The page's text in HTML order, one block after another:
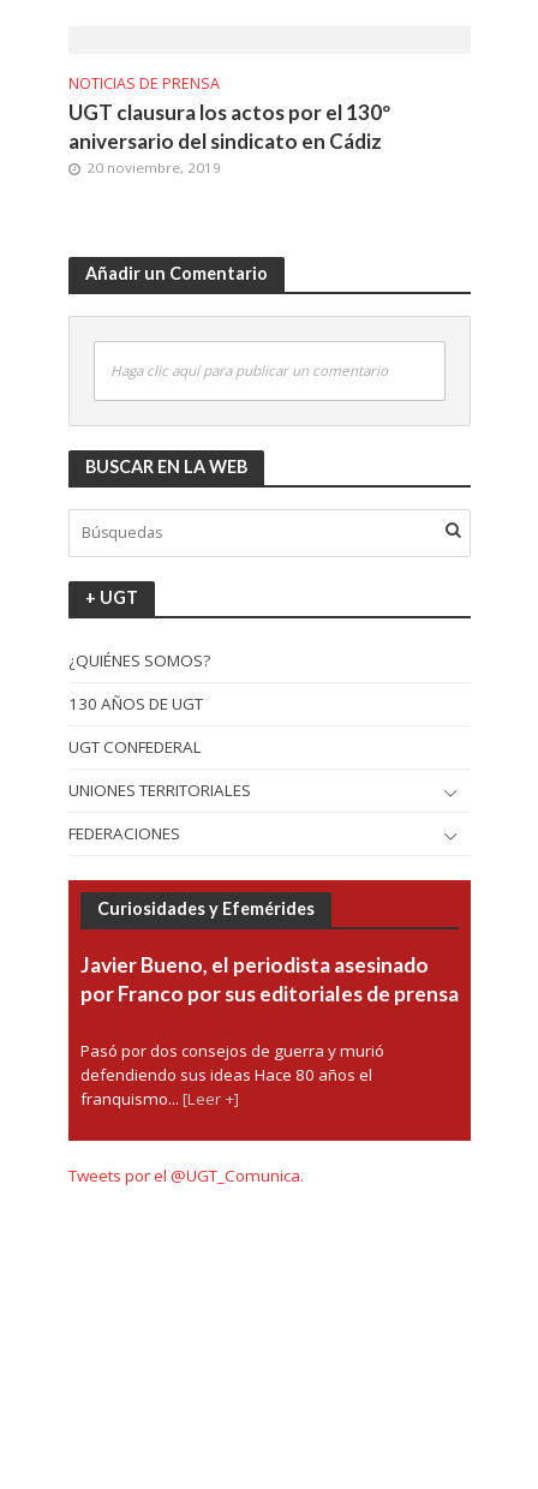
NOTICIAS DE PRENSA
UGT clausura los actos por el 130º
aniversario del sindicato en Cádiz
20 noviembre, 2019
Añadir un Comentario
Haga clic aquí para publicar un comentario
BUSCAR EN LA WEB
+ UGT
¿QUIÉNES SOMOS?
130 AÑOS DE UGT
UGT CONFEDERAL
UNIONES TERRITORIALES
FEDERACIONES
Curiosidades y Efemérides
Javier Bueno, el periodista asesinado
por Franco por sus editoriales de prensa
Pasó por dos consejos de guerra y murió
defendiendo sus ideas Hace 80 años el
franquismo... [Leer +]
Tweets por el @UGT_Comunica.